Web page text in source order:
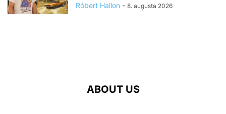
Róbert Hallon - 8. augusta 2026
ABOUT US